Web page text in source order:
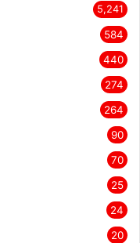
5,241
584
440
274
264
90
70
25
24
20